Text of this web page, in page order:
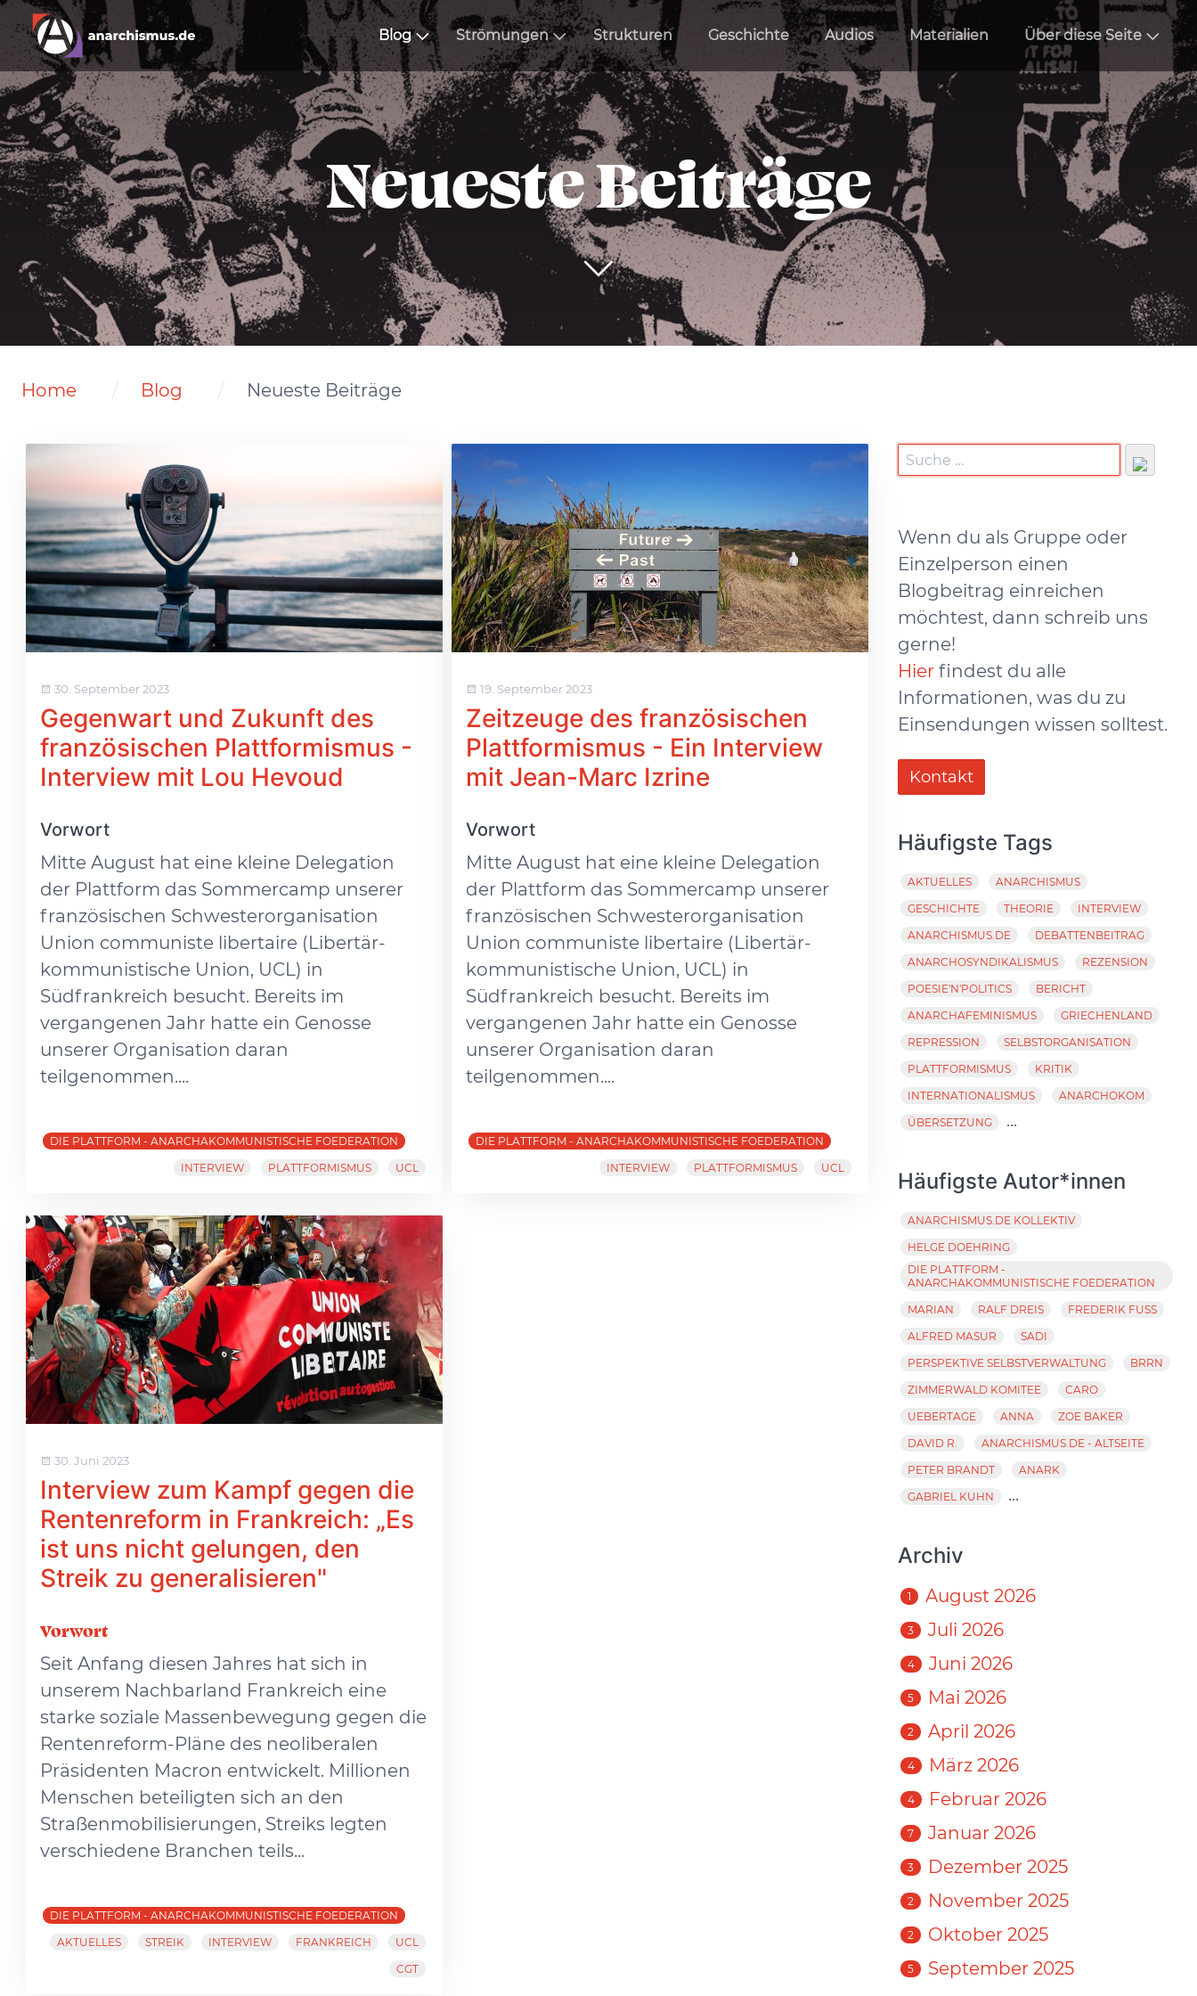
Blog Strömungen Strukturen Geschichte Audios Materialien Über diese Seite
Neueste Beiträge
Home Blog Neueste Beiträge
30. September 2023
Gegenwart und Zukunft des
französischen Plattformismus -
Interview mit Lou Hevoud
Vorwort
Mitte August hat eine kleine Delegation
der Plattform das Sommercamp unserer
französischen Schwesterorganisation
Union communiste libertaire (Libertär-
kommunistische Union, UCL) in
Südfrankreich besucht. Bereits im
vergangenen Jahr hatte ein Genosse
unserer Organisation daran
teilgenommen....
DIE PLATTFORM - ANARCHAKOMMUNISTISCHE FOEDERATION
INTERVIEW
PLATTFORMISMUS UCL
30. Juni 2023
Interview zum Kampf gegen die
Rentenreform in Frankreich: „Es
ist uns nicht gelungen, den
Streik zu generalisieren"
Vorwort
Seit Anfang diesen Jahres hat sich in
unserem Nachbarland Frankreich eine
starke soziale Massenbewegung gegen die
Rentenreform-Pläne des neoliberalen
Präsidenten Macron entwickelt. Millionen
Menschen beteiligten sich an den
Straßenmobilisierungen, Streiks legten
verschiedene Branchen teils...
DIE PLATTFORM - ANARCHAKOMMUNISTISCHE FOEDERATION
AKTUELLES
STREIK INTERVIEW FRANKREICH
UCL
CGT
19. September 2023
Zeitzeuge des französischen
Plattformismus - Ein Interview
mit Jean-Marc Izrine
Vorwort
Mitte August hat eine kleine Delegation
der Plattform das Sommercamp unserer
französischen Schwesterorganisation
Union communiste libertaire (Libertär-
kommunistische Union, UCL) in
Südfrankreich besucht. Bereits im
vergangenen Jahr hatte ein Genosse
unserer Organisation daran
teilgenommen....
DIE PLATTFORM - ANARCHAKOMMUNISTISCHE FOEDERATION
INTERVIEW
PLATTFORMISMUS UCL
Wenn du als Gruppe oder
Einzelperson einen
Blogbeitrag einreichen
möchtest, dann schreib uns
gerne!
Hier findest du alle
Informationen, was du zu
Einsendungen wissen solltest.
Kontakt
Häufigste Tags
AKTUELLES
ANARCHISMUS
GESCHICHTE
THEORIE
INTERVIEW
ANARCHISMUS.DE
DEBATTENBEITRAG
ANARCHOSYNDIKALISMUS
REZENSION
POESIE'N'POLITICS
BERICHT
ANARCHAFEMINISMUS
GRIECHENLAND
REPRESSION
SELBSTORGANISATION
PLATTFORMISMUS
KRITIK
INTERNATIONALISMUS
ANARCHOKOM
ÜBERSETZUNG
...
Häufigste Autor*innen
ANARCHISMUS.DE KOLLEKTIV
HELGE DOEHRING
DIE PLATTFORM -
ANARCHAKOMMUNISTISCHE FOEDERATION
MARIAN
RALF DREIS
FREDERIK FUSS
ALFRED MASUR
SADI
PERSPEKTIVE SELBSTVERWALTUNG
BRRN
ZIMMERWALD KOMITEE
CARO
UEBERTAGE
ANNA
ZOE BAKER
DAVID R.
ANARCHISMUS.DE - ALTSEITE
PETER BRANDT
ANARK
GABRIEL KUHN
...
Archiv
1 August 2026
3 Juli 2026
4 Juni 2026
5 Mai 2026
2 April 2026
4 März 2026
4 Februar 2026
7 Januar 2026
3 Dezember 2025
2 November 2025
2 Oktober 2025
5 September 2025